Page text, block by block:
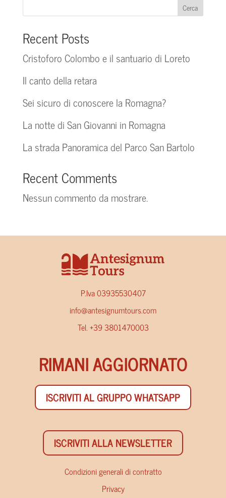
Cerca
Recent Posts
Cristoforo Colombo e il santuario di Loreto
Il canto della retara
Sei sicuro di conoscere la Romagna?
La notte di San Giovanni in Romagna
La strada Panoramica del Parco San Bartolo
Recent Comments
Nessun commento da mostrare.
P.Iva 03935530407
info@antesignumtours.com
Tel. +39 3801470003
RIMANI AGGIORNATO
ISCRIVITI AL GRUPPO WHATSAPP
ISCRIVITI ALLA NEWSLETTER
Condizioni generali di contratto
Privacy